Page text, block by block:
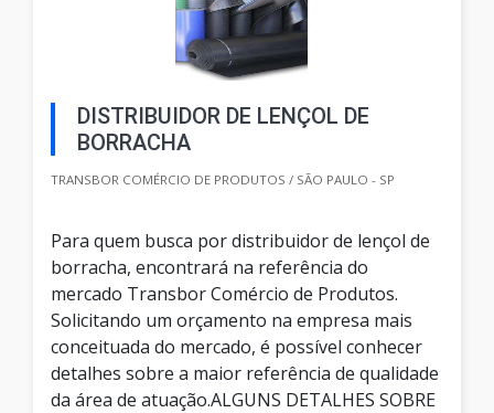
DISTRIBUIDOR DE LENÇOL DE
BORRACHA
TRANSBOR COMÉRCIO DE PRODUTOS / SÃO PAULO - SP
Para quem busca por distribuidor de lençol de
borracha, encontrará na referência do
mercado Transbor Comércio de Produtos.
Solicitando um orçamento na empresa mais
conceituada do mercado, é possível conhecer
detalhes sobre a maior referência de qualidade
da área de atuação.ALGUNS DETALHES SOBRE